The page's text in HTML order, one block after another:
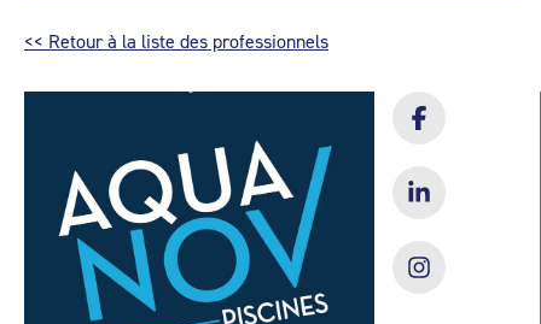
<< Retour à la liste des professionnels